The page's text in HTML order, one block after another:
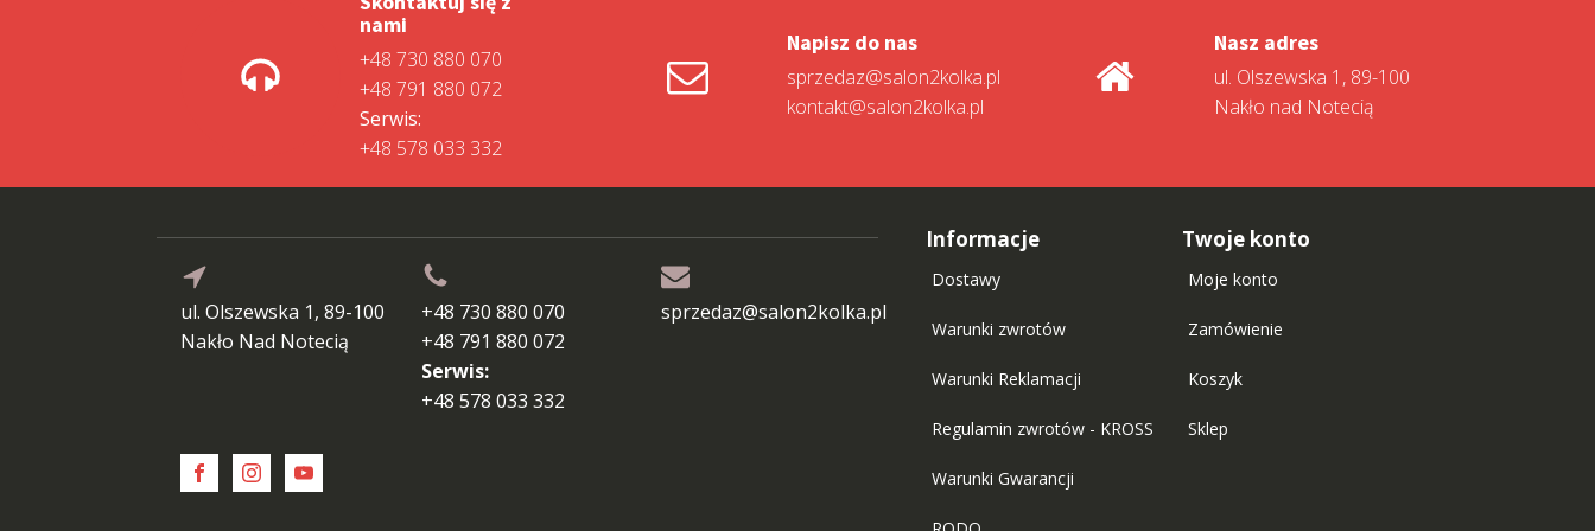
nami
+48 730 880 070
+48 791 880 072
Serwis:
+48 578 033 332
Napisz do nas
sprzedaz@salon2kolka.pl
kontakt@salon2kolka.pl
Nasz adres
ul. Olszewska 1, 89-100
Nakło nad Notecią
ul. Olszewska 1, 89-100
Nakło Nad Notecią
+48 730 880 070
+48 791 880 072
Serwis:
+48 578 033 332
sprzedaz@salon2kolka.pl
Informacje
Dostawy
Warunki zwrotów
Warunki Reklamacji
Regulamin zwrotów - KROSS
Warunki Gwarancji
Twoje konto
Moje konto
Zamówienie
Koszyk
Sklep